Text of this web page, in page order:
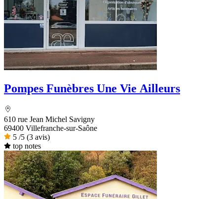
Pompes Funèbres Une Vie Ailleurs
610 rue Jean Michel Savigny
69400 Villefranche-sur-Saône
5 /5 (3 avis)
top notes